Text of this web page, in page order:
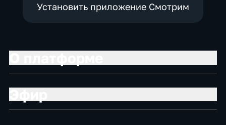
Установить приложение Смотрим